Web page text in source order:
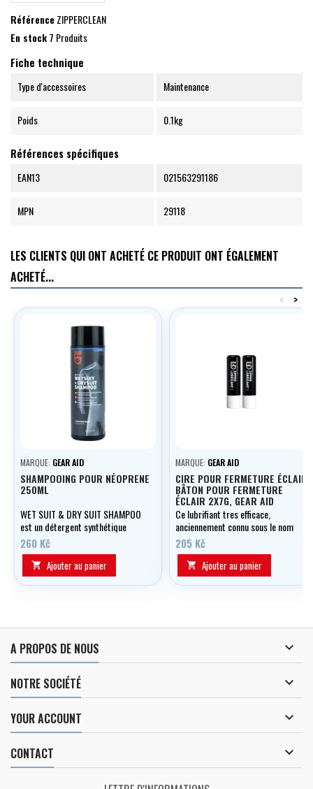
RéférenceZIPPERCLEAN
En stock7 Produits
Fiche technique
Type d'accessoires Maintenance
Poids 0.1kg
Références spécifiques
EAN13 021563291186
MPN 29118
LES CLIENTS QUI ONT ACHETÉ CE PRODUIT ONT ÉGALEMENT
ACHETÉ...
>
<
MARQUE: GEAR AID
SHAMPOOING POUR NÉOPRENE
250ML
WET SUIT & DRY SUIT SHAMPOO
est un détergent synthétique
contenant des ingrédients actifs
pour le lavage a la main des
combinaisons de plongée.
260 Kč
 Ajouter au panier
MARQUE: GEAR AID
CIRE POUR FERMETURE ÉCLAIR
BÂTON POUR FERMETURE
ÉCLAIR 2X7G, GEAR AID
Ce lubrifiant tres efficace,
anciennement connu sous le nom
de Zip Tech, fonctionne sur les
fermetures éclair étanches des
combinaisons de plongée, des
combinaisons étanches et
autres.
205 Kč
 Ajouter au panier
A PROPOS DE NOUS 
NOTRE SOCIÉTÉ 
YOUR ACCOUNT 
CONTACT 